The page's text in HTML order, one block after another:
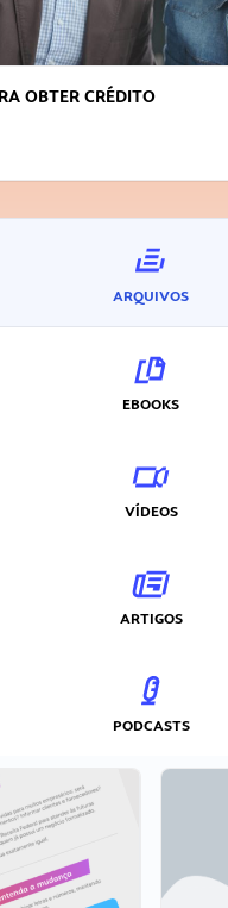
OBTER CRÉDITO
ARQUIVOS
EBOOKS
VÍDEOS
ARTIGOS
PODCASTS